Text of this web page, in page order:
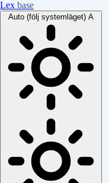
Lex base
Auto (följ systemläget) A